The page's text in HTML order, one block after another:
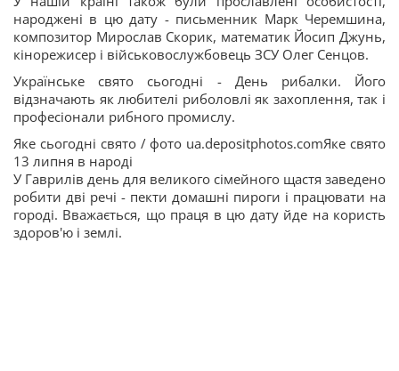
народжені в цю дату - письменник Марк Черемшина,
композитор Мирослав Скорик, математик Йосип Джунь,
кінорежисер і військовослужбовець ЗСУ Олег Сенцов.
Українське свято сьогодні - День рибалки. Його
відзначають як любителі риболовлі як захоплення, так і
професіонали рибного промислу.
Яке сьогодні свято / фото ua.depositphotos.comЯке свято
13 липня в народі
У Гаврилів день для великого сімейного щастя заведено
робити дві речі - пекти домашні пироги і працювати на
городі. Вважається, що праця в цю дату йде на користь
здоров'ю і землі.